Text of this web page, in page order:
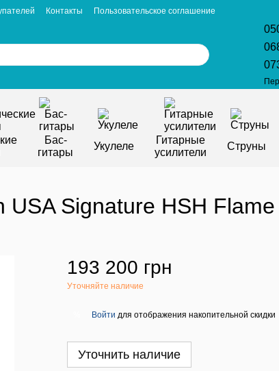
Контакты
Пользовательское соглашение
Бас-
гитары
Укулеле
Гитарные
усилители
Струны
USA Signature HSH
193 200 грн
Уточняйте наличие
Войти для отображения накопительной скидки
Уточнить наличие